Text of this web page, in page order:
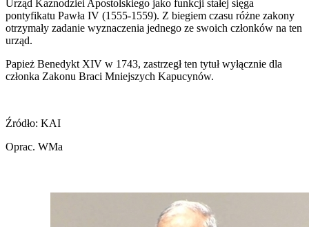
Urząd Kaznodziei Apostolskiego jako funkcji stałej sięga
pontyfikatu Pawła IV (1555-1559). Z biegiem czasu różne zakony
otrzymały zadanie wyznaczenia jednego ze swoich członków na ten
urząd.
Papież Benedykt XIV w 1743, zastrzegł ten tytuł wyłącznie dla
członka Zakonu Braci Mniejszych Kapucynów.
Źródło: KAI
Oprac. WMa